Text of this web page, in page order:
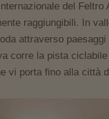
del Feltro
raggiungibili. In
attraverso paesaggi
corre la pista ciclabile
vi porta fino alla città